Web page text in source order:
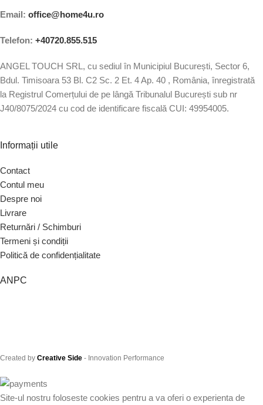
Email: office@home4u.ro
Telefon: +40720.855.515
ANGEL TOUCH SRL, cu sediul în Municipiul București, Sector 6,
Bdul. Timisoara 53 Bl. C2 Sc. 2 Et. 4 Ap. 40 , România, înregistrată
la Registrul Comerțului de pe lângă Tribunalul București sub nr
J40/8075/2024 cu cod de identificare fiscală CUI: 49954005.
Informații utile
Contact
Contul meu
Despre noi
Livrare
Returnări / Schimburi
Termeni și condiții
Politică de confidențialitate
ANPC
Created by Creative Side - Innovation Performance
Site-ul nostru foloseste cookies pentru a va oferi o experienta de